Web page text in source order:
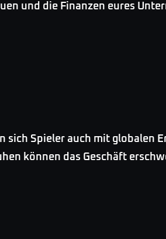
und die Finanzen eures
Spieler auch mit globalen
können das Geschäft